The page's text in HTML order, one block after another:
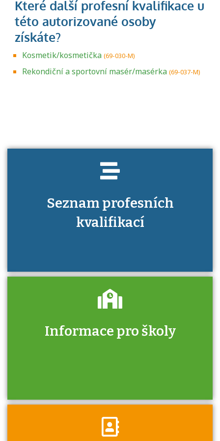
Kosmetik/kosmetička (69-030-M)
Rekondiční a sportovní masér/masérka (69-037-M)
Seznam profesních
kvalifikací
Projděte si seznam profesních kvalifikací.
Informace pro školy
Zjistěte, jak se přihlásit ke zkoušce a kde